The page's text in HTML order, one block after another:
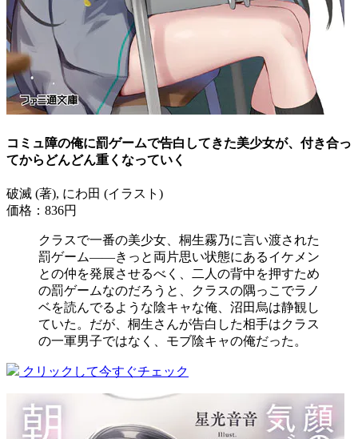
コミュ障の俺に罰ゲームで告白してきた美少女が、付き合っ
てからどんどん重くなっていく
破滅 (著), にわ田 (イラスト)
価格：836円
クラスで一番の美少女、桐生霧乃に言い渡された
罰ゲーム――きっと両片思い状態にあるイケメン
との仲を発展させるべく、二人の背中を押すため
の罰ゲームなのだろうと、クラスの隅っこでラノ
ベを読んでるような陰キャな俺、沼田烏は静観し
ていた。だが、桐生さんが告白した相手はクラス
の一軍男子ではなく、モブ陰キャの俺だった。
クリックして今すぐチェック